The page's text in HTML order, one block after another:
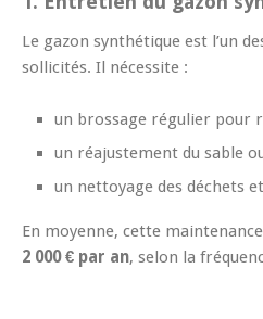
Le gazon synthétique est l’un
sollicités. Il nécessite :
un brossage régulier pour
un réajustement du sable
un nettoyage des déchets
En moyenne, cette
2 000 € par an, selon la